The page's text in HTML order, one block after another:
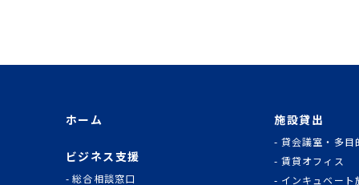
ホーム
ビジネス支援
総合相談窓口
施設貸出
貸会議室・多目
賃貸オフィス
インキュベート